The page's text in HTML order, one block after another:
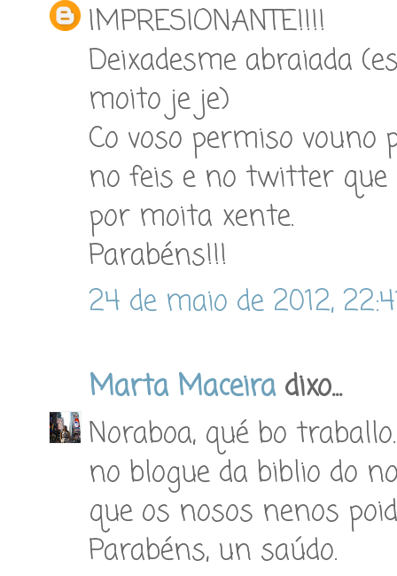
IMPRESIONANTE!!!!
Deixadesme abraiada
moito je je)
Co voso permiso
no feis e no twitter
por moita xente.
Parabéns!!!
24 de maio de 2012,
Marta Maceiradixo...
Noraboa, qué bo
no blogue da biblio do
que os nosos nenos
Parabéns, un saúdo.